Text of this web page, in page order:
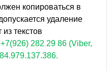
копироваться в
удаление
текстов
282 29 86 (Viber,